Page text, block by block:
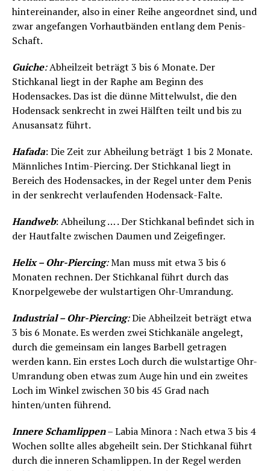
hintereinander, also in einer Reihe angeordnet sind, und
zwar angefangen Vorhautbänden entlang dem Penis-
Schaft.
Guiche:Abheilzeit beträgt 3 bis 6 Monate. Der
Stichkanal liegt in der Raphe am Beginn des
Hodensackes. Das ist die dünne Mittelwulst, die den
Hodensack senkrecht in zwei Hälften teilt und bis zu
Anusansatz führt.
Hafada: Die Zeit zur Abheilung beträgt 1 bis 2 Monate.
Männliches Intim-Piercing. Der Stichkanal liegt in
Bereich des Hodensackes, in der Regel unter dem Penis
in der senkrecht verlaufenden Hodensack-Falte.
Handweb: Abheilung … . Der Stichkanal befindet sich in
der Hautfalte zwischen Daumen und Zeigefinger.
Helix – Ohr-Piercing:Man muss mit etwa 3 bis 6
Monaten rechnen. Der Stichkanal führt durch das
Knorpelgewebe der wulstartigen Ohr-Umrandung.
Industrial – Ohr-Piercing:Die Abheilzeit beträgt etwa
3 bis 6 Monate. Es werden zwei Stichkanäle angelegt,
durch die gemeinsam ein langes Barbell getragen
werden kann. Ein erstes Loch durch die wulstartige Ohr-
Umrandung oben etwas zum Auge hin und ein zweites
Loch im Winkel zwischen 30 bis 45 Grad nach
hinten/unten führend.
Innere Schamlippen– Labia Minora : Nach etwa 3 bis 4
Wochen sollte alles abgeheilt sein. Der Stichkanal führt
durch die inneren Schamlippen. In der Regel werden